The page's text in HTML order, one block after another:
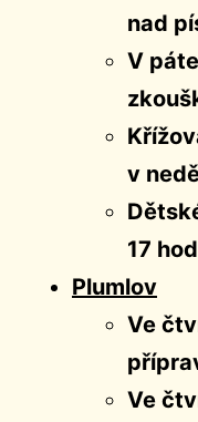
nad
V
v
17
Plumlov
Ve
Ve